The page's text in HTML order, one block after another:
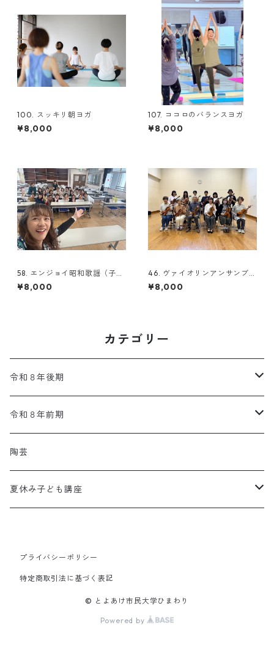
100. スッキリ朝ヨガ
¥8,000
107. ココロのバランスヨガ
¥8,000
58. エンジョイ昭和歌謡（子連
れOK)
¥8,000
46. ヴァイオリンアンサンブル
中級
¥8,000
カテゴリー
令和８年後期
体験
親子
調理
音楽
令和８年前期
体験
親子
趣味・教養・生活
陶芸
夏休み子ども講座
プライバシーポリシー
特定商取引法に基づく表記
© とよあけ市民大学ひまわり
Powered by